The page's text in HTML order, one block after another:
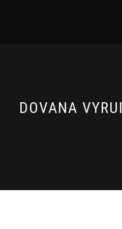
DOVANA VYRUI